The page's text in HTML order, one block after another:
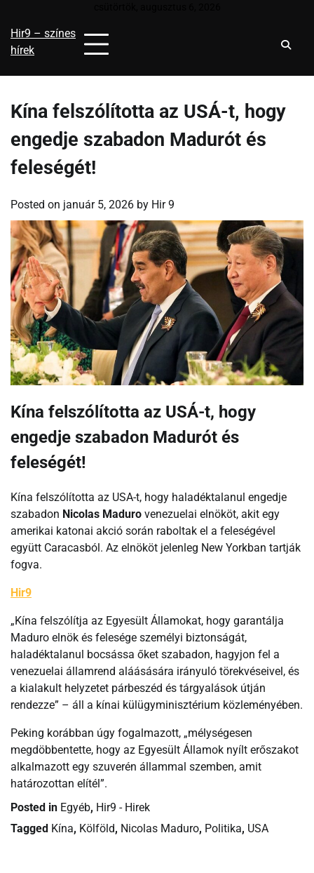
content
Hir9 – színes
hírek
Kína felszólította az USÁ-t, hogy
engedje szabadon Madurót és
feleségét!
Posted on január 5, 2026 by Hir 9
Kína felszólította az USÁ-t, hogy
engedje szabadon Madurót és
feleségét!
Kína felszólította az USA-t, hogy haladéktalanul engedje
szabadon Nicolas Maduro venezuelai elnököt, akit egy
amerikai katonai akció során raboltak el a feleségével
együtt Caracasból. Az elnököt jelenleg New Yorkban tartják
fogva.
Hir9
„Kína felszólítja az Egyesült Államokat, hogy garantálja
Maduro elnök és felesége személyi biztonságát,
haladéktalanul bocsássa őket szabadon, hagyjon fel a
venezuelai államrend aláásására irányuló törekvéseivel, és
a kialakult helyzetet párbeszéd és tárgyalások útján
rendezze” – áll a kínai külügyminisztérium közleményében.
Peking korábban úgy fogalmazott, „mélységesen
megdöbbentette, hogy az Egyesült Államok nyílt erőszakot
alkalmazott egy szuverén állammal szemben, amit
határozottan elítél”.
Posted in Egyéb, Hir9 - Hirek
Tagged Kína, Kölföld, Nicolas Maduro, Politika, USA